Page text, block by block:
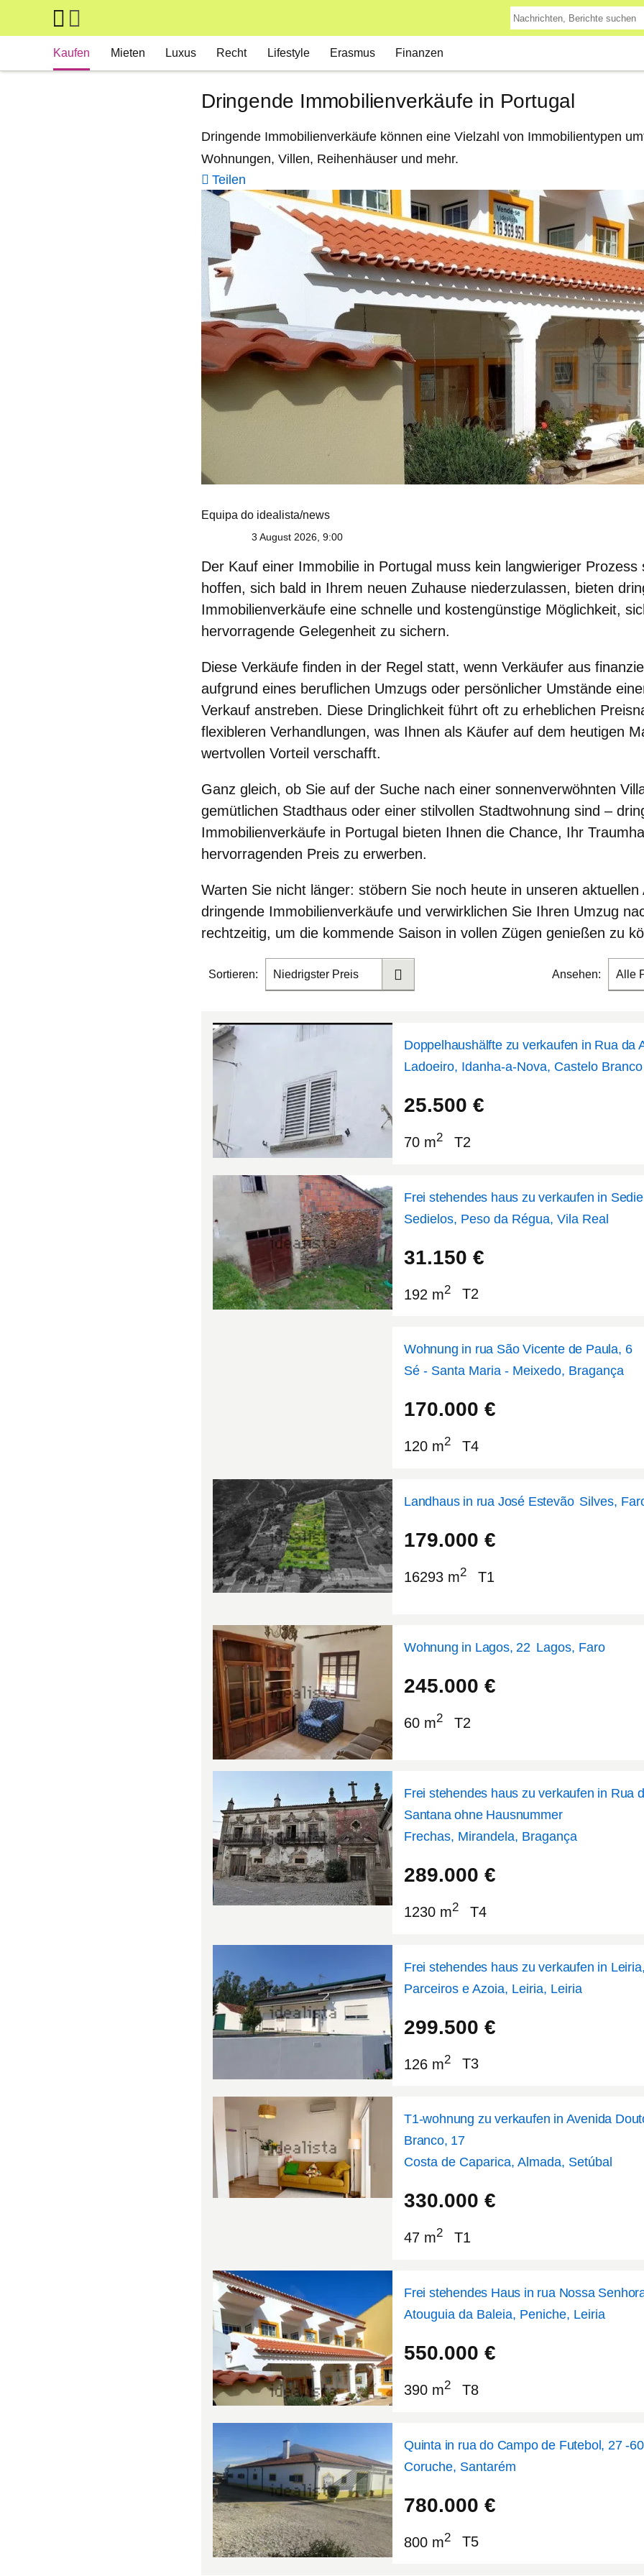
Skip to main content
Kaufen Mieten Luxus Recht Lifestyle Erasmus Finanzen
Dringende Immobilienverkäufe in Portugal
Dringende Immobilienverkäufe können eine Vielzahl von Immobilientypen
Wohnungen, Villen, Reihenhäuser und mehr.
Teilen
Equipa do idealista/news
3 August 2026, 9:00
Der Kauf einer Immobilie in Portugal muss kein langwieriger Prozess
hoffen, sich bald in Ihrem neuen Zuhause niederzulassen, bieten
Immobilienverkäufe eine schnelle und kostengünstige Möglichkeit,
hervorragende Gelegenheit zu sichern.
Diese Verkäufe finden in der Regel statt, wenn Verkäufer aus
aufgrund eines beruflichen Umzugs oder persönlicher Umstände
Verkauf anstreben. Diese Dringlichkeit führt oft zu erheblichen
flexibleren Verhandlungen, was Ihnen als Käufer auf dem heutigen
wertvollen Vorteil verschafft.
Ganz gleich, ob Sie auf der Suche nach einer sonnenverwöhnten
gemütlichen Stadthaus oder einer stilvollen Stadtwohnung sind –
Immobilienverkäufe in Portugal bieten Ihnen die Chance, Ihr
hervorragenden Preis zu erwerben.
Warten Sie nicht länger: stöbern Sie noch heute in unseren aktuellen
dringende Immobilienverkäufe und verwirklichen Sie Ihren Umzug
rechtzeitig, um die kommende Saison in vollen Zügen genießen zu
Sortieren: Niedrigster Preis Ansehen: Alle
Doppelhaushälfte zu verkaufen in Rua da
Ladoeiro, Idanha-a-Nova, Castelo Branco
25.500 €
70 m2 T2
Frei stehendes haus zu verkaufen in
Sedielos, Peso da Régua, Vila Real
31.150 €
192 m2 T2
Wohnung in rua São Vicente de Paula, 6
Sé - Santa Maria - Meixedo, Bragança
170.000 €
120 m2 T4
Landhaus in rua José Estevão Silves,
179.000 €
16293 m2 T1
Wohnung in Lagos, 22 Lagos, Faro
245.000 €
60 m2 T2
Frei stehendes haus zu verkaufen in Rua
Santana ohne Hausnummer
Frechas, Mirandela, Bragança
289.000 €
1230 m2 T4
Frei stehendes haus zu verkaufen in
Parceiros e Azoia, Leiria, Leiria
299.500 €
126 m2 T3
T1-wohnung zu verkaufen in Avenida
Branco, 17
Costa de Caparica, Almada, Setúbal
330.000 €
47 m2 T1
Frei stehendes Haus in rua Nossa
Atouguia da Baleia, Peniche, Leiria
550.000 €
390 m2 T8
Quinta in rua do Campo de Futebol, 27 -
Coruche, Santarém
780.000 €
800 m2 T5